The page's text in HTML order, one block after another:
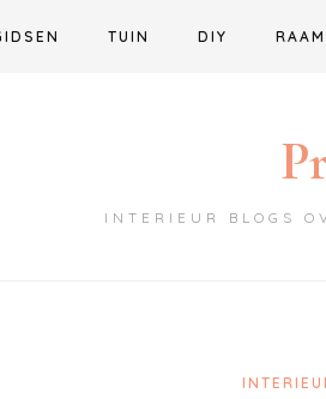
TUIN DIY
INTERIEUR BLOGS